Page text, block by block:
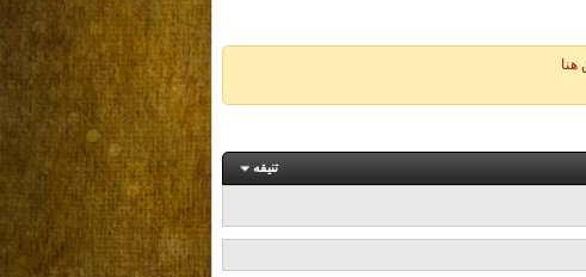
هنا
تنيقه